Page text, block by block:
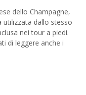
dello Champagne,
utilizzata dallo stesso
nei tour a piedi.
di leggere anche i